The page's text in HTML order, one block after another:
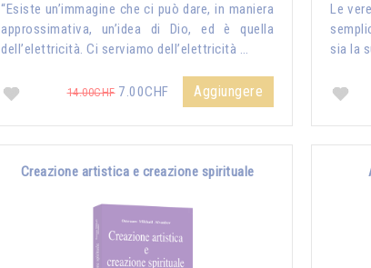
“Esiste un’immagine che ci può dare, in maniera
approssimativa, un’idea di Dio, ed è quella
dell’elettricità. Ci serviamo dell’elettricità …
14.00CHF7.00CHF Aggiungere
Le
sia la
Creazione artistica e creazione spirituale